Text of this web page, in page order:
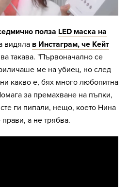
полза LED маска на
видяла в Инстаграм, че Кейт
такава. "Първоначално се
ме на убиец, но след
какво е, бях много любопитна
за премахване на пъпки,
ги пипали, нещо, което Нина
а не трябва.